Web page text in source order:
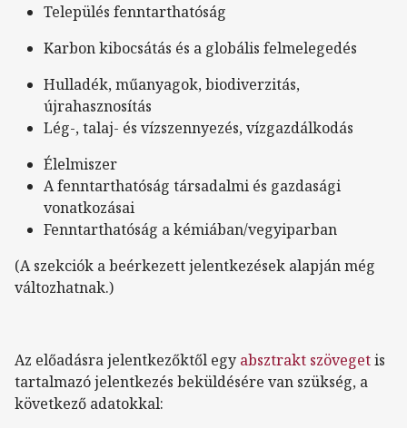
Település fenntarthatóság
Karbon kibocsátás és a globális felmelegedés
Hulladék, műanyagok, biodiverzitás,
újrahasznosítás
Lég-, talaj- és vízszennyezés, vízgazdálkodás
Élelmiszer
A fenntarthatóság társadalmi és gazdasági
vonatkozásai
Fenntarthatóság a kémiában/vegyiparban
(A szekciók a beérkezett jelentkezések alapján még
változhatnak.)
Az előadásra jelentkezőktől egy absztrakt szövegetis
tartalmazó jelentkezés beküldésére van szükség, a
következő adatokkal: